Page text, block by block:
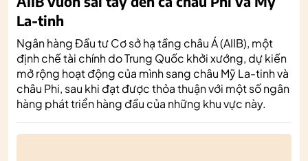
La-tinh
Ngân hàng Đầu tư Cơ sở hạ tầng châu Á (AIIB), một
định chế tài chính do Trung Quốc khởi xướng, dự kiến
mở rộng hoạt động của mình sang châu Mỹ La-tinh và
châu Phi, sau khi đạt được thỏa thuận với một số ngân
hàng phát triển hàng đầu của những khu vực này.